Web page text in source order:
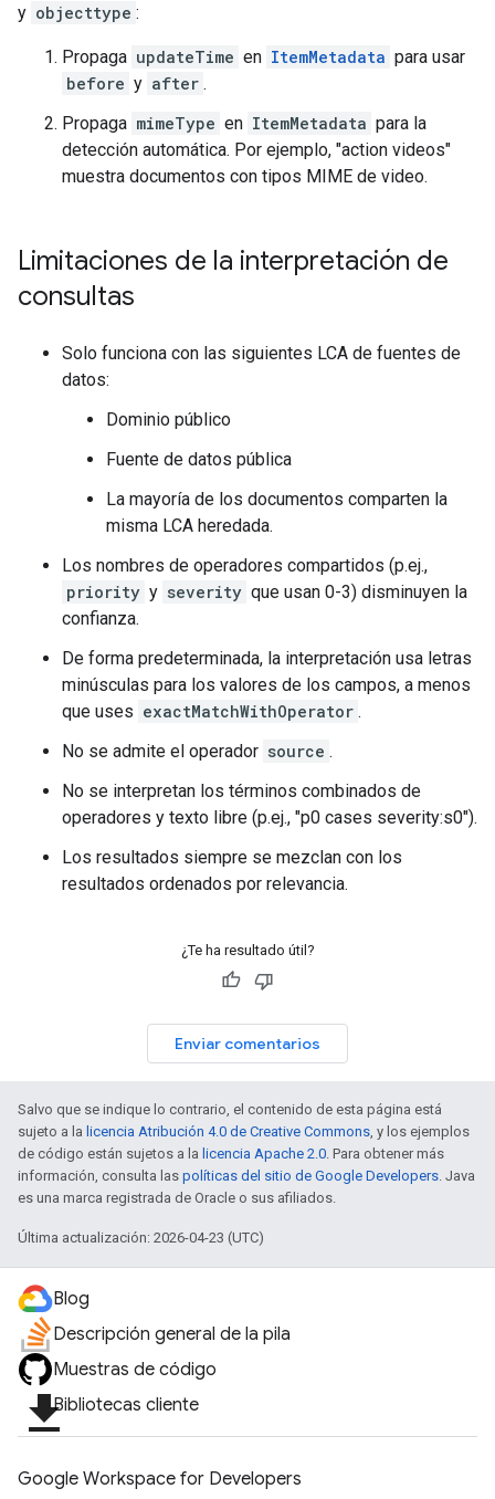
y objecttype :
Propaga updateTime en ItemMetadata para usar
before y after .
Propaga mimeType en ItemMetadata para la
detección automática. Por ejemplo, "action videos"
muestra documentos con tipos MIME de video.
Limitaciones de la interpretación de
consultas
Solo funciona con las siguientes LCA de fuentes de
datos:
Dominio público
Fuente de datos pública
La mayoría de los documentos comparten la
misma LCA heredada.
Los nombres de operadores compartidos (p.ej.,
priority y severity que usan 0-3) disminuyen la
confianza.
De forma predeterminada, la interpretación usa letras
minúsculas para los valores de los campos, a menos
que uses exactMatchWithOperator .
No se admite el operador source .
No se interpretan los términos combinados de
operadores y texto libre (p.ej., "p0 cases severity:s0").
Los resultados siempre se mezclan con los
resultados ordenados por relevancia.
¿Te ha resultado útil?
Enviar comentarios
Salvo que se indique lo contrario, el contenido de esta página está
sujeto a la licencia Atribución 4.0 de Creative Commons , y los ejemplos
de código están sujetos a la licencia Apache 2.0 . Para obtener más
información, consulta las políticas del sitio de Google Developers . Java
es una marca registrada de Oracle o sus afiliados.
Última actualización: 2026-04-23 (UTC)
Blog
Descripción general de la pila
Muestras de código
file_downloadBibliotecas cliente
Google Workspace for Developers